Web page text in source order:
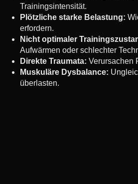
Trainingsintensität.
Plötzliche starke Belastung:
erfordern.
Nicht optimaler
Aufwärmen oder schlechter
Direkte Traumata: Verursachen
Muskuläre Dysbalance:
überlasten.